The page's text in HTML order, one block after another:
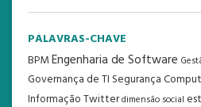
PALAVRAS-CHAVE
BPMEngenharia de Software
Governança de TI Segurança
InformaçãoTwitterdimensão social